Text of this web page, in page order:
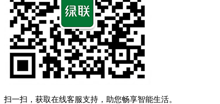
扫一扫，获取在线客服支持，助您畅享智能生活。